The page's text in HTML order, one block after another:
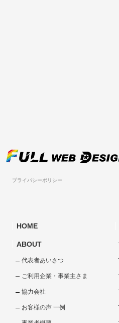
プライバシーポリシー
HOME
ABOUT
代表者あいさつ
ご利用企業・事業主さま
協力会社
お客様の声 一例